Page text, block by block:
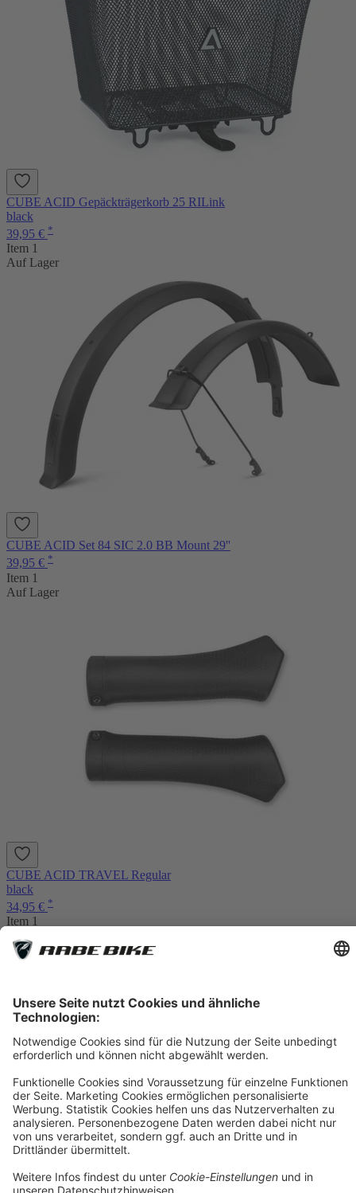
CUBE ACID Gepäckträgerkorb 25 RILink
black
39,95 € *
Item 1
Auf Lager
CUBE ACID Set 84 SIC 2.0 BB Mount 29''
39,95 € *
Item 1
Auf Lager
CUBE ACID TRAVEL Regular
black
34,95 € *
Item 1